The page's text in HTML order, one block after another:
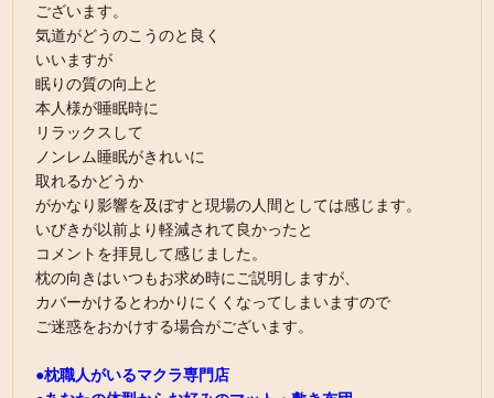
ございます。
気道がどうのこうのと良く
いいますが
眠りの質の向上と
本人様が睡眠時に
リラックスして
ノンレム睡眠がきれいに
取れるかどうか
がかなり影響を及ぼすと現場の人間としては感じます。
いびきが以前より軽減されて良かったと
コメントを拝見して感じました。
枕の向きはいつもお求め時にご説明しますが、
カバーかけるとわかりにくくなってしまいますので
ご迷惑をおかけする場合がございます。
●枕職人がいるマクラ専門店